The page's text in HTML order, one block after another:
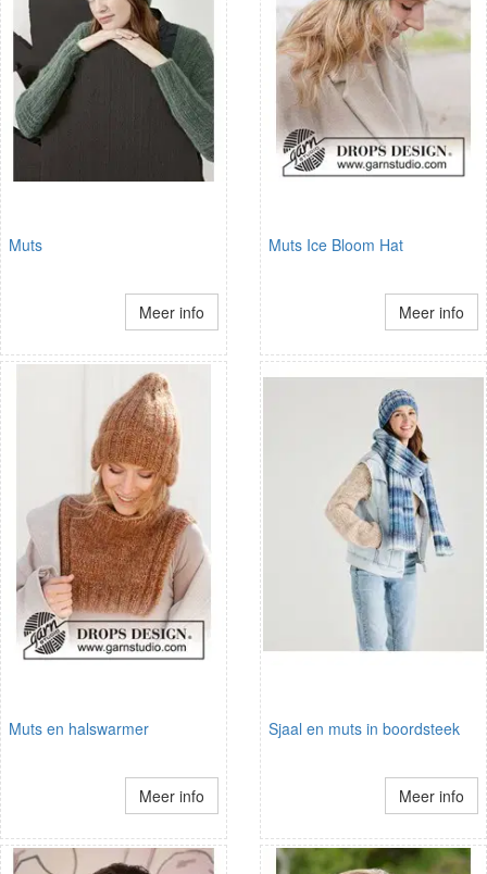
Muts
Meer info
Muts Ice Bloom Hat
Meer info
Muts en halswarmer
Meer info
Sjaal en muts in boordsteek
Meer info